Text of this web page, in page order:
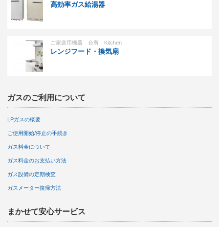
高効率ガス給湯器
ご家庭用機器 台所 Kitchen
レンジフード・換気扇
ガスのご利用について
LPガスの概要
ご使用開始/停止の手続き
ガス料金について
ガス料金のお支払い方法
ガス設備の定期検査
ガスメーター復帰方法
まかせて安心サービス